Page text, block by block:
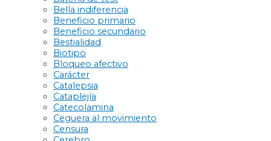
Bella indiferencia
Beneficio primario
Beneficio secundario
Bestialidad
Biotipo
Bloqueo afectivo
Carácter
Catalepsia
Cataplejía
Catecolamina
Ceguera al movimiento
Censura